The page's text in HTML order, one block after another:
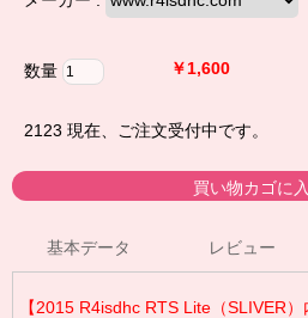
数量 ￥1,600
2123 現在、ご注文受付中です。
基本データ レビュー
【2015 R4isdhc RTS Lite（SLIVER）